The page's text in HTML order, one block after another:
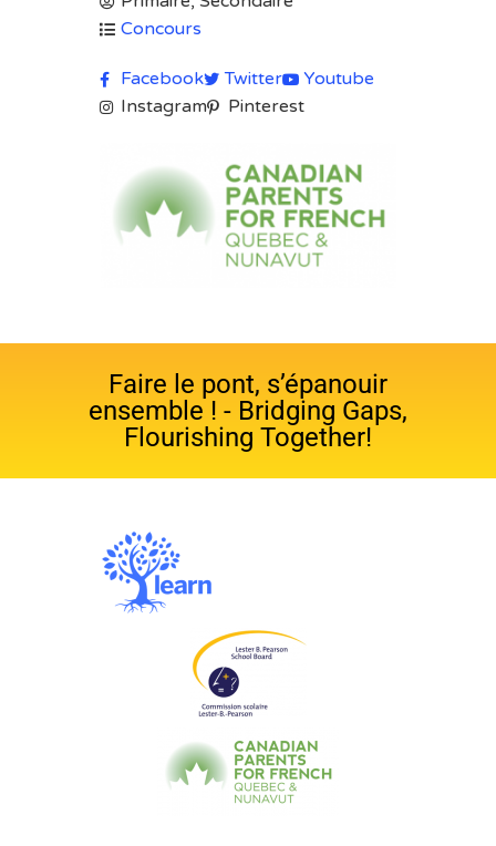
Concours
Facebook Twitter
Youtube
Instagram
Pinterest
Faire le pont, s’épanouir
ensemble ! - Bridging Gaps,
Flourishing Together!